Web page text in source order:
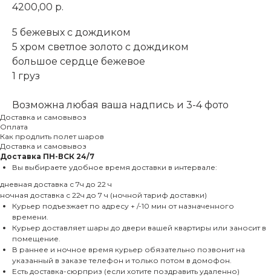
4200,00 р.
5 бежевых с дождиком
5 хром светлое золото с дождиком
большое сердце бежевое
1 груз
Возможна любая ваша надпись и 3-4 фото
Доставка и самовывоз
Оплата
Как продлить полет шаров
Доставка и самовывоз
Доставка ПН-ВСК 24/7
Вы выбираете удобное время доставки в интервале:
дневная доставка с 7ч до 22 ч
ночная доставка с 22ч до 7 ч (ночной тариф доставки)
Курьер подъезжает по адресу + /-10 мин от назначенного
времени.
Курьер доставляет шары до двери вашей квартиры или заносит в
помещение.
В раннее и ночное время курьер обязательно позвонит на
указанный в заказе телефон и только потом в домофон.
Есть доставка-сюрприз (если хотите поздравить удаленно)